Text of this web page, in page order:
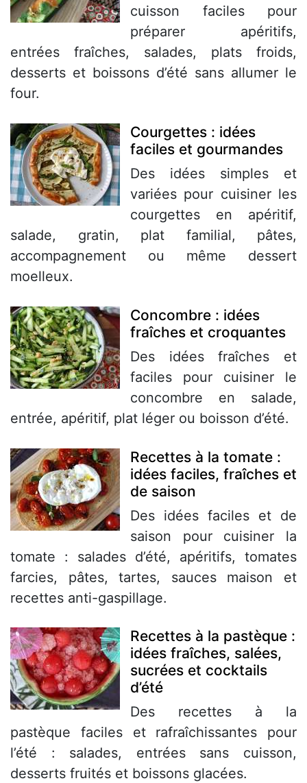
cuisson faciles pour
préparer apéritifs,
entrées fraîches, salades, plats froids,
desserts et boissons d’été sans allumer le
four.
Courgettes : idées
faciles et gourmandes
Des idées simples et
variées pour cuisiner les
courgettes en apéritif,
salade, gratin, plat familial, pâtes,
accompagnement ou même dessert
moelleux.
Concombre : idées
fraîches et croquantes
Des idées fraîches et
faciles pour cuisiner le
concombre en salade,
entrée, apéritif, plat léger ou boisson d’été.
Recettes à la tomate :
idées faciles, fraîches et
de saison
Des idées faciles et de
saison pour cuisiner la
tomate : salades d’été, apéritifs, tomates
farcies, pâtes, tartes, sauces maison et
recettes anti-gaspillage.
Recettes à la pastèque :
idées fraîches, salées,
sucrées et cocktails
d’été
Des recettes à la
pastèque faciles et rafraîchissantes pour
l’été : salades, entrées sans cuisson,
desserts fruités et boissons glacées.